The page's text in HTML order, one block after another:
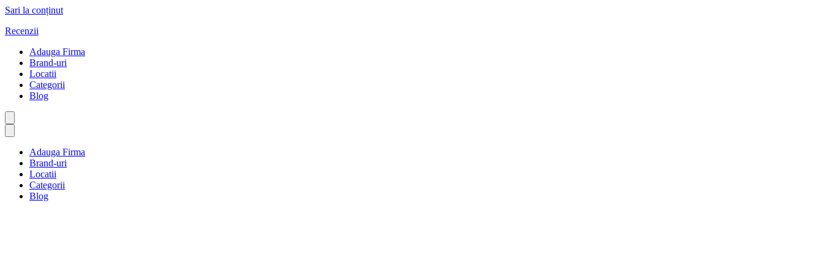
Sari la conținut
Recenzii
Adauga Firma
Brand-uri
Locatii
Categorii
Blog
Adauga Firma
Brand-uri
Locatii
Categorii
Blog